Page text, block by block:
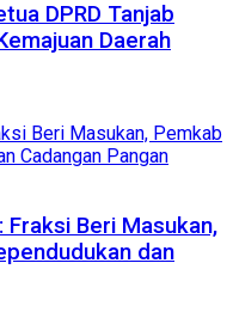
DPRD Tanjab
Daerah
Fraksi Beri Masukan,
dan